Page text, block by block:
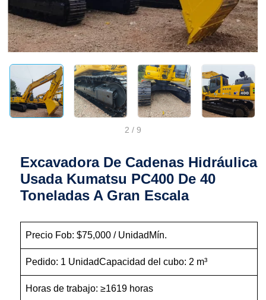
2 / 9
Excavadora De Cadenas Hidráulica
Usada Kumatsu PC400 De 40
Toneladas A Gran Escala
Precio Fob: $75,000 / UnidadMín.
Pedido: 1 UnidadCapacidad del cubo: 2 m³
Horas de trabajo: ≥1619 horas